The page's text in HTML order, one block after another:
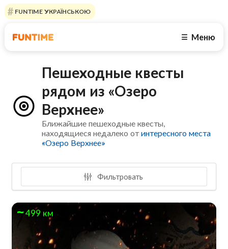
FUNTIME УКРАЇНСЬКОЮ
☰ Меню
Пешеходные квесты
рядом из «Озеро
Верхнее»
Ближайшие пешеходные квесты,
находящиеся недалеко отинтересного места
«Озеро Верхнее»
Фильтровать
499 км